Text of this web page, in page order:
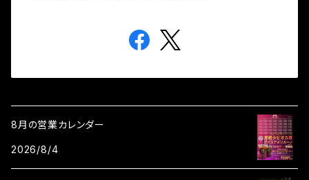
8月の営業カレンダー
2026/8/4